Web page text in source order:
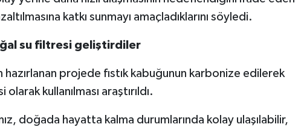
katkı sunmayı amaçladıklarını söyledi.
su filtresi geliştirdiler
hazırlanan projede fıstık kabuğunun karbonize edilerek
kullanılması araştırıldı.
doğada hayatta kalma durumlarında kolay ulaşılabilir,